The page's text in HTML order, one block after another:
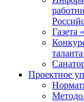
Проектное